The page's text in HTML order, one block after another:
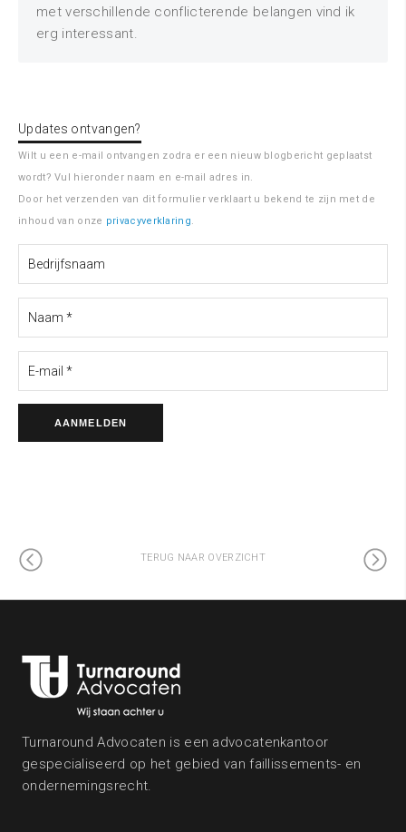
met verschillende conflicterende belangen vind ik
erg interessant.
Updates ontvangen?
Wilt u een e-mail ontvangen zodra er een nieuw blogbericht geplaatst
wordt? Vul hieronder naam en e-mail adres in.
Door het verzenden van dit formulier verklaart u bekend te zijn met de
inhoud van onze privacyverklaring.
TERUG NAAR OVERZICHT
Turnaround Advocaten is een advocatenkantoor
gespecialiseerd op het gebied van faillissements- en
ondernemingsrecht.